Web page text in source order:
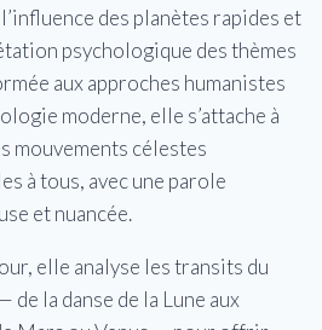
des planètes rapides et
psychologique des thèmes
aux approches humanistes
moderne, elle s’attache à
mouvements célestes
à tous, avec une parole
et nuancée.
elle analyse les transits du
de la danse de la Lune aux